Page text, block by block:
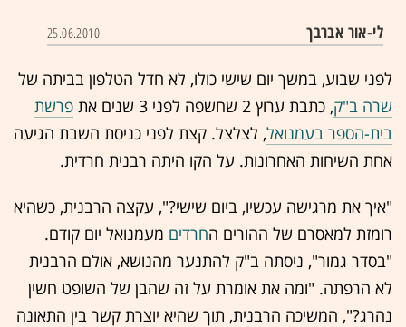
לי-אור אברבך 25.06.2010
לפני שבוע, במשך יום שישי כולו, לא חדל הטלפון בביתה של
שרה ב"ק, כתבת ערוץ 2 שחשפה לפני 3 שנים את
פרשת
בית-הספר בעמנואל, לצלצל. קצת לפני כניסת השבת הגיעה
אחת השיחות האחרונות. על הקו היתה רבנית חרדית.
"איך את מרגישה עכשיו, ביום שישי?", עקצה הרבנית, כשהיא
רומזת למאסרם של ההורים החרדים מעמנואל יום קודם.
"בסדר גמור", ניסתה ב"ק להתנער מהנושא, אולם הרבנית
לא הרפתה. "ומה את אומרת על זה שהבן של השופט חשין
נהרג?", המשיכה הרבנית, תוך שהיא יוצרת קשר בין התאונה